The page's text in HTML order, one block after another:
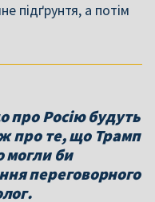
підґрунтя, а потім
про Росію будуть
про те, що Трамп
могли би
переговорного